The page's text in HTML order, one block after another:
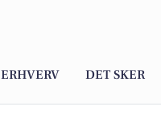
ERHVERV DET SKER